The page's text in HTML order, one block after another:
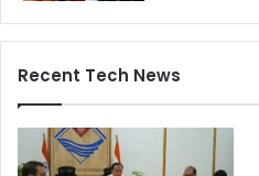
Recent Tech News